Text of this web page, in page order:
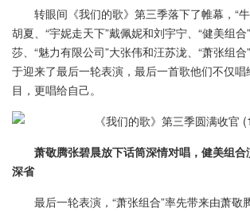
转眼间《我们的歌》第三季落下了帷幕，“牛
胡夏、“宇妮走天下”戴佩妮和刘宇宁、“健美组
莎、“魅力有限公司”大张伟和汪苏泷、“萧张组
于迎来了最后一轮表演，最后一首歌他们不仅
目，更唱给自己。
萧敬腾张碧晨放下话筒深情对唱，健美组
深省
最后一轮表演，“萧张组合”率先带来由萧敬